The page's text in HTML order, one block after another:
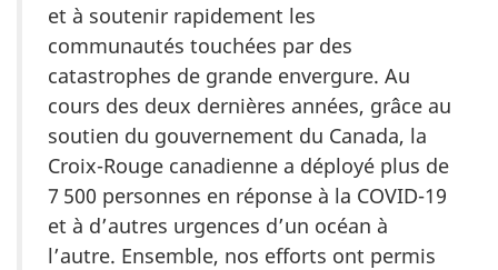
et à soutenir rapidement les
communautés touchées par des
catastrophes de grande envergure. Au
cours des deux dernières années, grâce au
soutien du gouvernement du Canada, la
Croix-Rouge canadienne a déployé plus de
7 500 personnes en réponse à la COVID-19
et à d’autres urgences d’un océan à
l’autre. Ensemble, nos efforts ont permis